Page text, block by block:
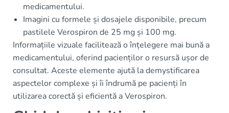
medicamentului.
Imagini cu formele și dosajele disponibile, precum
pastilele Verospiron de 25 mg și 100 mg.
Informațiile vizuale facilitează o înțelegere mai bună a
medicamentului, oferind pacienților o resursă ușor de
consultat. Aceste elemente ajută la demystificarea
aspectelor complexe și îi îndrumă pe pacienți în
utilizarea corectă și eficientă a Verospiron.